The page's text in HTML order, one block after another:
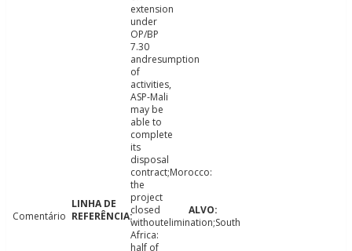
Comentário
extension
under
OP/BP
7.30
andresumption
of
activities,
ASP-Mali
may be
able to
complete
its
disposal
contract;Morocco:
the
project
closed
withoutelimination;South
Africa:
half of